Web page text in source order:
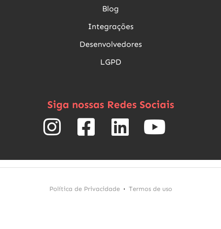
Blog
Integrações
Desenvolvedores
LGPD
Siga nossas Redes Sociais
Política de Privacidade Termos de uso